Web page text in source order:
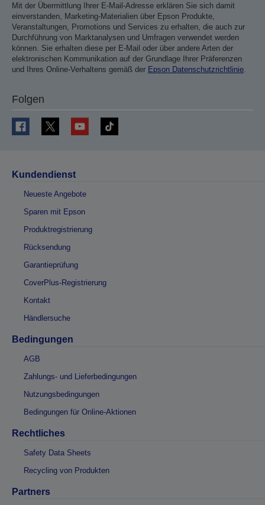
Mit der Übermittlung Ihrer E-Mail-Adresse erklären Sie sich damit
einverstanden, Marketing-Materialien über Epson Produkte,
Veranstaltungen, Promotions und Services zu erhalten, die auch zur
Durchführung von Marktanalysen und Umfragen verwendet werden
können. Sie erhalten diese per E-Mail oder über andere Arten der
elektronischen Kommunikation auf der Grundlage Ihrer Präferenzen
und Ihres Online-Verhaltens gemäß der Epson Datenschutzrichtlinie
Folgen
Kundendienst
Neueste Angebote
Sparen mit Epson
Produktregistrierung
Rücksendung
Garantieprüfung
CoverPlus-Registrierung
Kontakt
Händlersuche
Bedingungen
AGB
Zahlungs- und Lieferbedingungen
Nutzungsbedingungen
Bedingungen für Online-Aktionen
Rechtliches
Safety Data Sheets
Recycling von Produkten
Partners